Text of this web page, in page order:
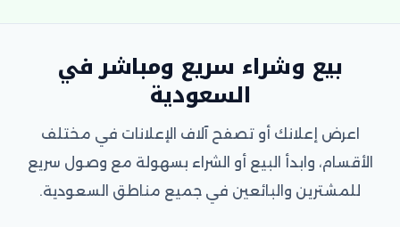
بيع وشراء سريع ومباشر في
السعودية
اعرض إعلانك أو تصفح آلاف الإعلانات في مختلف
الأقسام، وابدأ البيع أو الشراء بسهولة مع وصول سريع
للمشترين والبائعين في جميع مناطق السعودية.